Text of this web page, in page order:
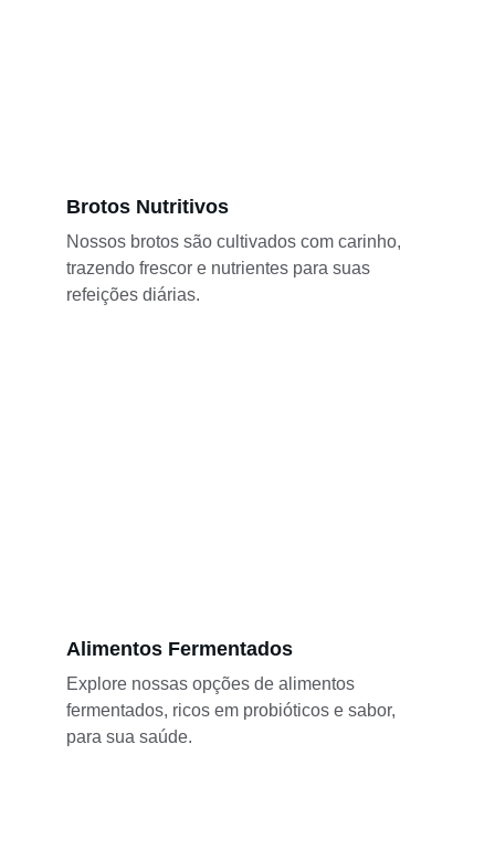
Brotos Nutritivos
Nossos brotos são cultivados com carinho,
trazendo frescor e nutrientes para suas
refeições diárias.
Explore nossas opções de alimentos
fermentados, ricos em probióticos e sabor,
para sua saúde.
Alimentos Fermentados